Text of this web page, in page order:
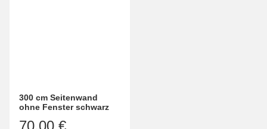
300 cm Seitenwand
ohne Fenster schwarz